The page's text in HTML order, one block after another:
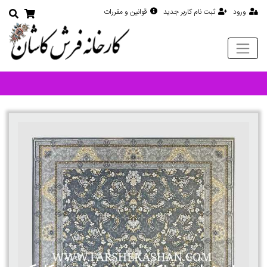
ورود ثبت نام کاربر جدید قوانین و مقررات